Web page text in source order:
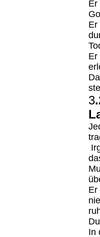
Er
Er
Er
3
Er
In